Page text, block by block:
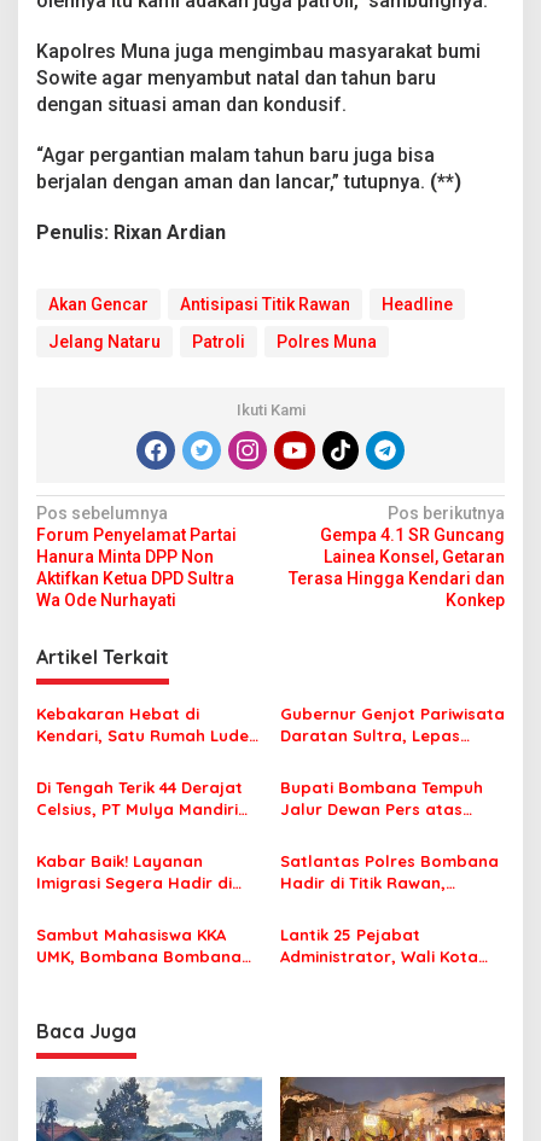
a
G
e
n
c
r
P
t
Kapolres Muna juga mengimbau masyarakat bumi
Sowite agar menyambut natal dan tahun baru
dengan situasi aman dan kondusif.
“Agar pergantian malam tahun baru juga bisa
berjalan dengan aman dan lancar,” tutupnya. (**)
Penulis: Rixan Ardian
Akan Gencar Antisipasi Titik Rawan
Headline
Jelang Nataru
Patroli Polres Muna
Ikuti Kami
N
a
v
g
a
s
p
o
s
Pos sebelumnya
Forum Penyelamat Partai
Hanura Minta DPP Non
Aktifkan Ketua DPD Sultra
Wa Ode Nurhayati
Pos berikutnya
Gempa 4.1 SR Guncang
Lainea Konsel, Getaran
Terasa Hingga Kendari dan
Konkep
Artikel Terkait
Kebakaran Hebat di
Kendari, Satu Rumah Ludes
Gubernur Genjot Pariwisata
Daratan Sultra, Lepas
Tiga Kabupaten Unggulan
Di Tengah Terik 44 Derajat
Celsius, PT Mulya Mandiri
Jamaah Tetap Sehat dan
Nyaman Beribadah
Bupati Bombana Tempuh
Jalur Dewan Pers atas
Korupsi Jembatan Cirauci II
Kabar Baik! Layanan
Imigrasi Segera Hadir di
Perlu Lagi ke Kendari
Satlantas Polres Bombana
Hadir di Titik Rawan,
Sekolah dengan Aman
Sambut Mahasiswa KKA
UMK, Bombana Bombana
Lantik 25 Pejabat
Administrator, Wali Kota
Baca Juga